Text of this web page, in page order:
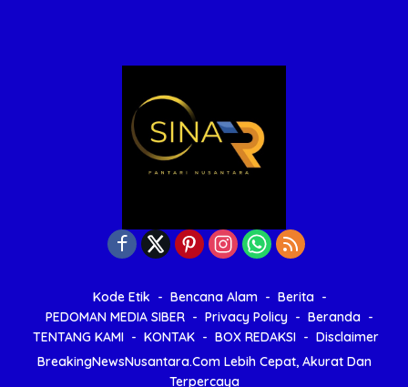
Kode Etik Bencana Alam
Berita
PEDOMAN MEDIA SIBER
Privacy Policy
Beranda
TENTANG KAMI
KONTAK BOX REDAKSI
Disclaimer
BreakingNewsNusantara.Com Lebih Cepat, Akurat Dan
Terpercaya